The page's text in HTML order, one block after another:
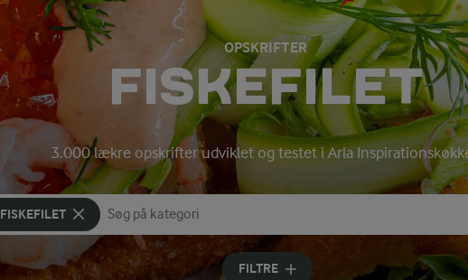
OPSKRIFTER
FISKEFILET
3.000 lækre opskrifter udviklet og testet i Arla
FISKEFILET
Søg på kategori
Indtast søgeord for at søge
FILTRE